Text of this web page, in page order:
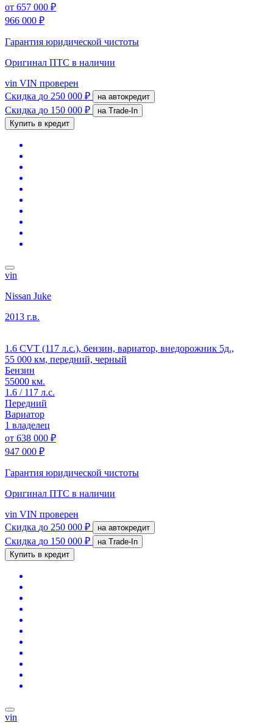
от 657 000 ₽
966 000 ₽
Гарантия юридической чистоты
Оригинал ПТС в наличии
vin VIN проверен
Скидка до 250 000 ₽ на автокредит
Скидка до 150 000 ₽
на Trade-In
Купить в кредит
vin
Nissan Juke
2013 г.в.
1.6 CVT (117 л.с.), бензин, вариатор, внедорожник 5д.,
55 000 км, передний, черный
Бензин
55000 км.
1.6 / 117 л.с.
Передний
Вариатор
1 владелец
от 638 000 ₽
947 000 ₽
Гарантия юридической чистоты
Оригинал ПТС в наличии
vin VIN проверен
Скидка до 250 000 ₽ на автокредит
Скидка до 150 000 ₽
на Trade-In
Купить в кредит
vin